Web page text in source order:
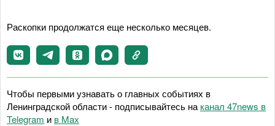
Раскопки продолжатся еще несколько месяцев.
Чтобы первыми узнавать о главных событиях в
Ленинградской области - подписывайтесь на канал 47news в
Telegram и в Maх